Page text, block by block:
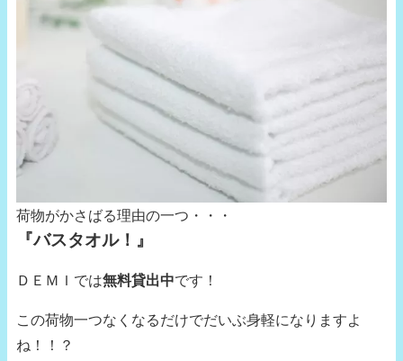
荷物がかさばる理由の一つ・・・
『バスタオル！』
ＤＥＭＩでは無料貸出中です！
この荷物一つなくなるだけでだいぶ身軽になりますよ
ね！！？